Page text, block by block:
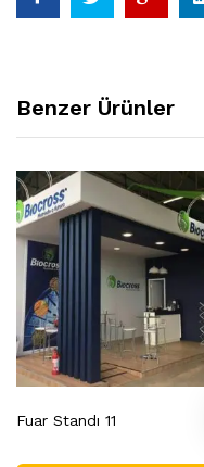
Benzer Ürünler
Fuar Standı 11